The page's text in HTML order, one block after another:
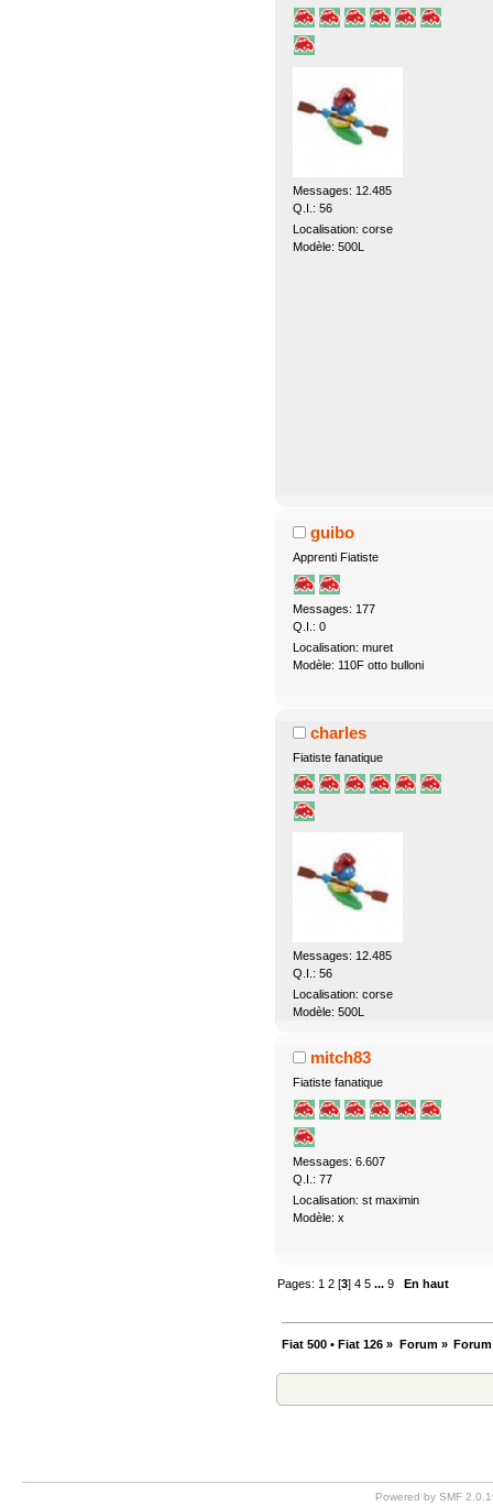
Messages: 12.485
Q.I.: 56
Localisation: corse
Modèle: 500L
guibo
Apprenti Fiatiste
Messages: 177
Q.I.: 0
Localisation: muret
Modèle: 110F otto bulloni
charles
Fiatiste fanatique
Messages: 12.485
Q.I.: 56
Localisation: corse
Modèle: 500L
mitch83
Fiatiste fanatique
Messages: 6.607
Q.I.: 77
Localisation: st maximin
Modèle: x
Pages:1 2 [3]4 5 ...9 En haut
Fiat 500 • Fiat 126 » Forum»
Powered by SMF